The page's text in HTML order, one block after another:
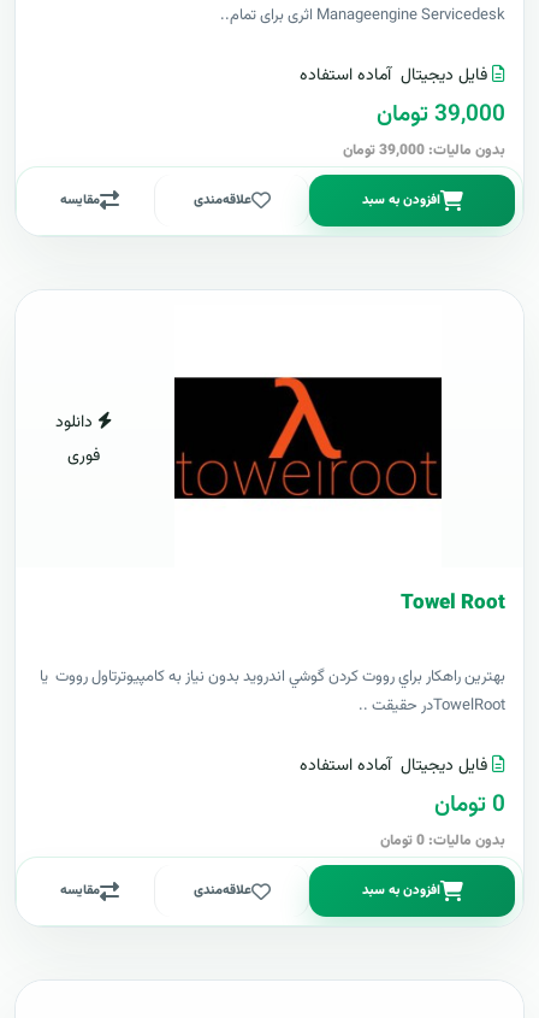
Manageengine Servicedesk اثری برای تمام..
فایل دیجیتال آماده استفاده
39,000 تومان
بدون مالیات: 39,000 تومان
افزودن به سبد علاقه‌مندی مقایسه
دانلود
فوری
Towel Root
بهترين راهکار براي رووت کردن گوشي اندرويد بدون نياز به کامپيوترتاول رووت يا
TowelRootدر حقيقت ..
فایل دیجیتال آماده استفاده
0 تومان
بدون مالیات: 0 تومان
افزودن به سبد علاقه‌مندی مقایسه